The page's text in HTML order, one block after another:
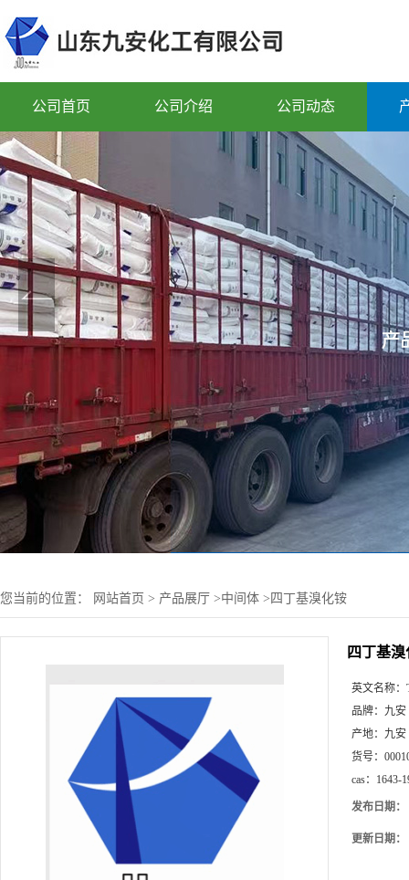
公司首页 公司介绍 公司动态
您当前的位置： 网站首页 > 产品展厅 >中间体 > 四丁基溴化铵
四丁基
英文名称：
品牌： 九安
产地： 九安
货号：
cas： 1643-
发布日期：
更新日期：